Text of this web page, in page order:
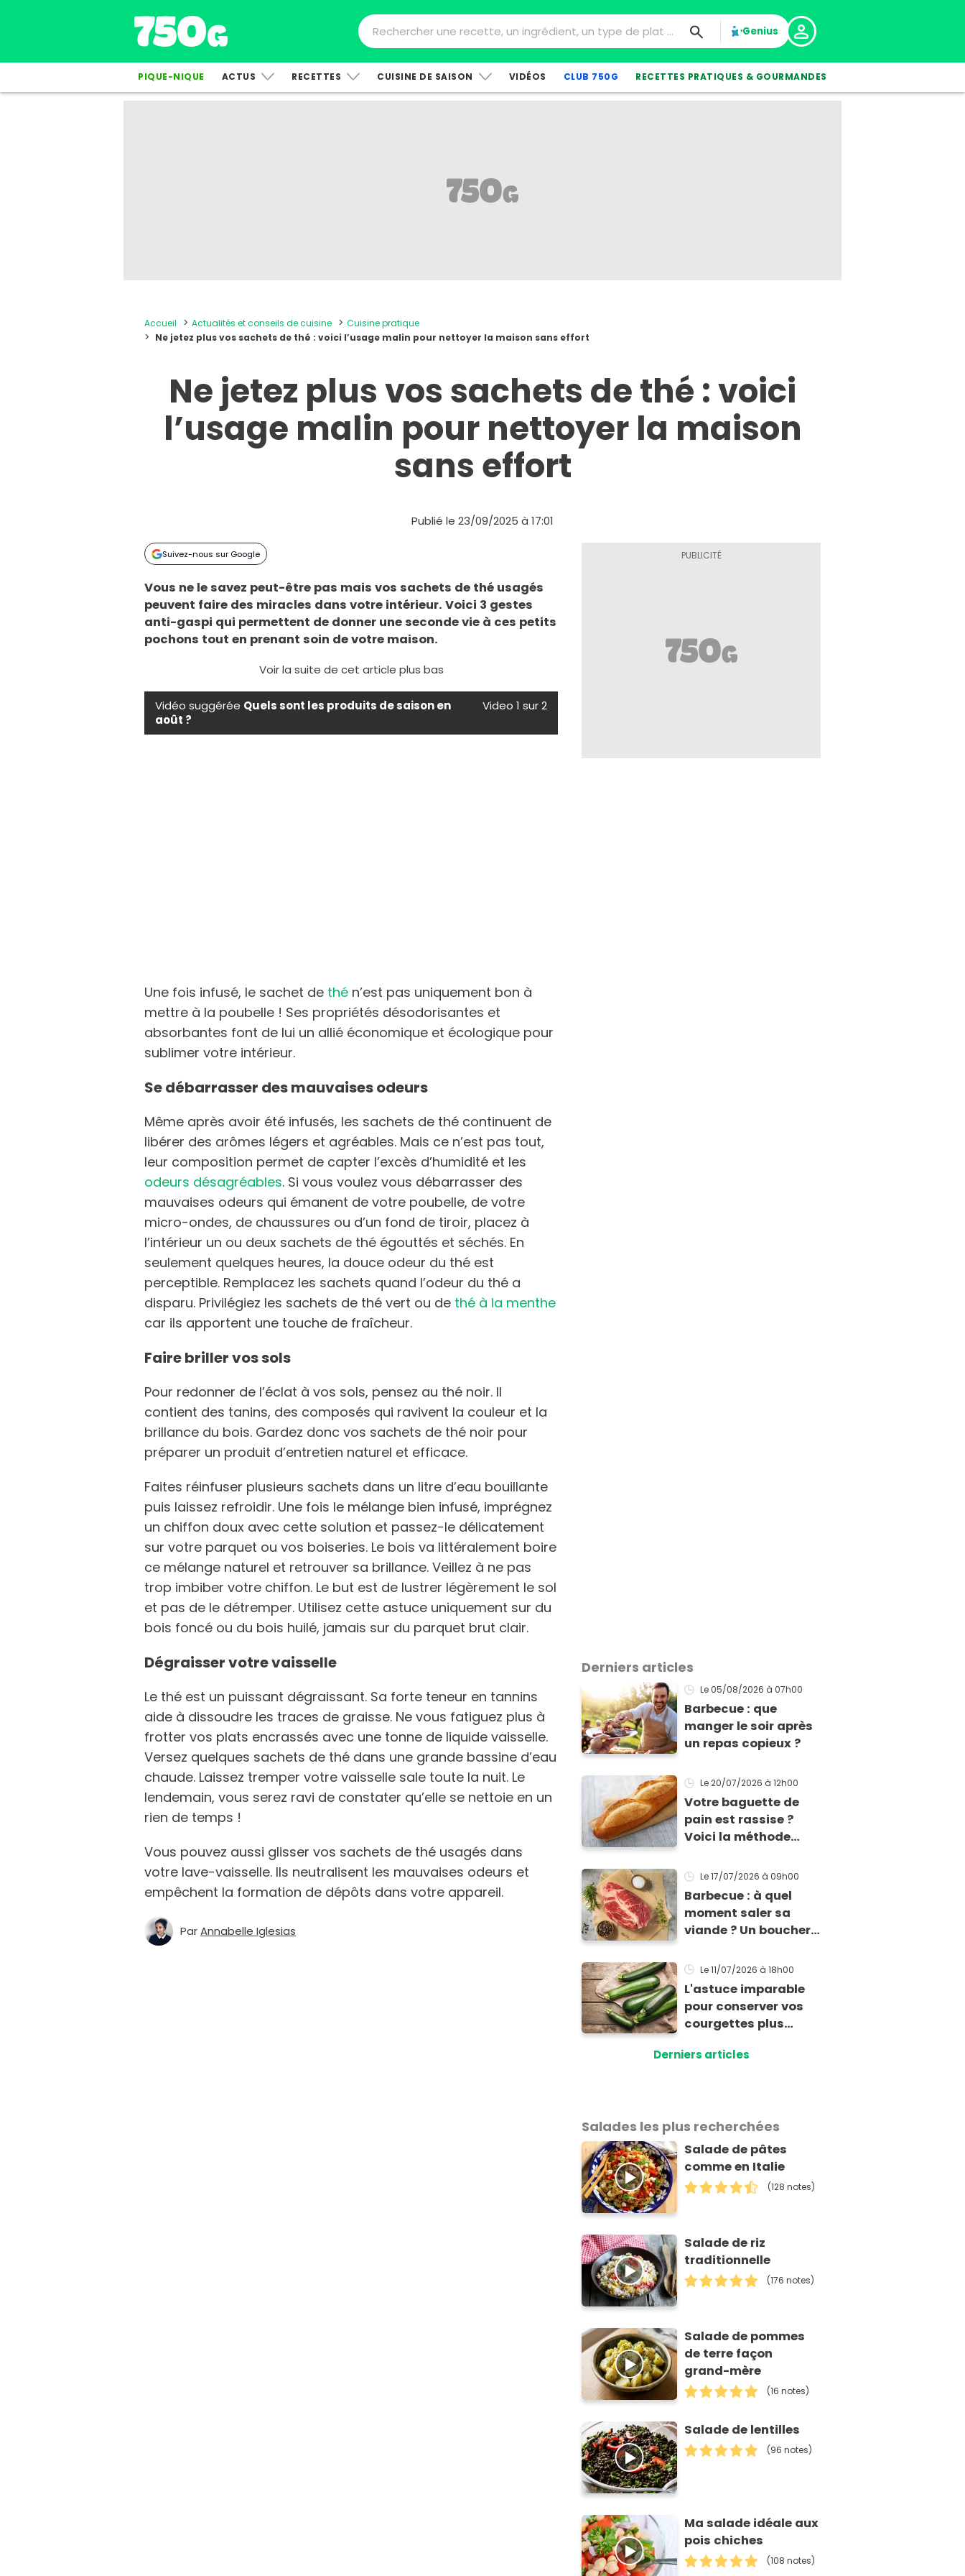
Genius
PIQUE-NIQUE ACTUS RECETTES CUISINE DE SAISON VIDÉOS CLUB 750G RECETTES PRATIQUES & GOURMANDES
Accueil Actualités et conseils de cuisine
Cuisine pratique
Ne jetez plus vos sachets de thé : voici l’usage malin pour nettoyer la maison sans effort
Ne jetez plus vos sachets de thé : voici
l’usage malin pour nettoyer la maison
sans effort
Publié le 23/09/2025 à 17:01
Suivez-nous sur Google
Vous ne le savez peut-être pas mais vos sachets de thé usagés
peuvent faire des miracles dans votre intérieur. Voici 3 gestes
anti-gaspi qui permettent de donner une seconde vie à ces petits
pochons tout en prenant soin de votre maison.
Voir la suite de cet article plus bas
Vidéo suggérée Quels sont les produits de saison en
août ?
Video 1 sur 2
Une fois infusé, le sachet de thé n’est pas uniquement bon à
mettre à la poubelle ! Ses propriétés désodorisantes et
absorbantes font de lui un allié économique et écologique pour
sublimer votre intérieur.
Se débarrasser des mauvaises odeurs
Même après avoir été infusés, les sachets de thé continuent de
libérer des arômes légers et agréables. Mais ce n’est pas tout,
leur composition permet de capter l’excès d’humidité et les
odeurs désagréables. Si vous voulez vous débarrasser des
mauvaises odeurs qui émanent de votre poubelle, de votre
micro-ondes, de chaussures ou d’un fond de tiroir, placez à
l’intérieur un ou deux sachets de thé égouttés et séchés. En
seulement quelques heures, la douce odeur du thé est
perceptible. Remplacez les sachets quand l’odeur du thé a
disparu. Privilégiez les sachets de thé vert ou de thé à la menthe
car ils apportent une touche de fraîcheur.
Faire briller vos sols
Pour redonner de l’éclat à vos sols, pensez au thé noir. Il
contient des tanins, des composés qui ravivent la couleur et la
brillance du bois. Gardez donc vos sachets de thé noir pour
préparer un produit d’entretien naturel et efficace.
Faites réinfuser plusieurs sachets dans un litre d’eau bouillante
puis laissez refroidir. Une fois le mélange bien infusé, imprégnez
un chiffon doux avec cette solution et passez-le délicatement
sur votre parquet ou vos boiseries. Le bois va littéralement boire
ce mélange naturel et retrouver sa brillance. Veillez à ne pas
trop imbiber votre chiffon. Le but est de lustrer légèrement le sol
et pas de le détremper. Utilisez cette astuce uniquement sur du
bois foncé ou du bois huilé, jamais sur du parquet brut clair.
Dégraisser votre vaisselle
Le thé est un puissant dégraissant. Sa forte teneur en tannins
aide à dissoudre les traces de graisse. Ne vous fatiguez plus à
frotter vos plats encrassés avec une tonne de liquide vaisselle.
Versez quelques sachets de thé dans une grande bassine d’eau
chaude. Laissez tremper votre vaisselle sale toute la nuit. Le
lendemain, vous serez ravi de constater qu’elle se nettoie en un
rien de temps !
Vous pouvez aussi glisser vos sachets de thé usagés dans
votre lave-vaisselle. Ils neutralisent les mauvaises odeurs et
empêchent la formation de dépôts dans votre appareil.
ParAnnabelle Iglesias
Derniers articles
Le 05/08/2026 à 07h00
Barbecue : que
manger le soir après
un repas copieux ?
Le 20/07/2026 à 12h00
Votre baguette de
pain est rassise ?
Voici la méthode
à nouveau
consommable !
Le 17/07/2026 à 09h00
Barbecue : à quel
moment saler sa
viande ? Un boucher
méthode infaillible
Le 11/07/2026 à 18h00
L'astuce imparable
pour conserver vos
courgettes plus
sans qu'elles ne
Derniers articles
Salades les plus recherchées
Salade de pâtes
comme en Italie
(128 notes)
Salade de riz
traditionnelle
(176 notes)
Salade de pommes
de terre façon
grand-mère
(16 notes)
Salade de lentilles
(96 notes)
Ma salade idéale aux
pois chiches
(108 notes)